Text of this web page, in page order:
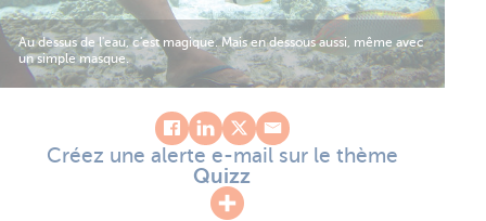
Au dessus de l'eau, c'est magique. Mais en dessous aussi, même avec
un simple masque.
Créez une alerte e-mail sur le thème
Quizz